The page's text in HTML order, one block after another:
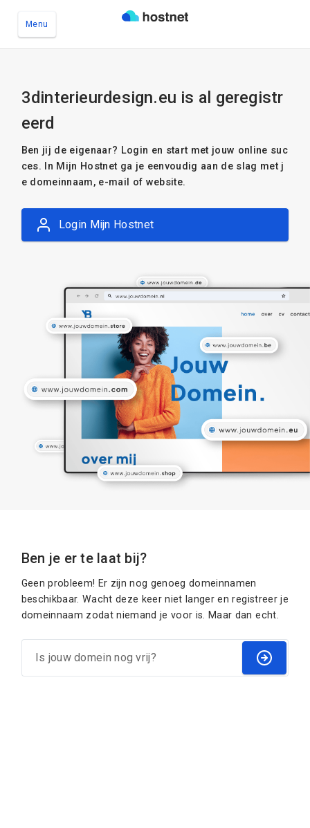
Menu
3dinterieurdesign.eu is al geregistr
eerd
Ben jij de eigenaar? Login en start met jouw online suc
ces. In Mijn Hostnet ga je eenvoudig aan de slag met j
e domeinnaam, e-mail of website.
Login Mijn Hostnet
Ben je er te laat bij?
Geen probleem! Er zijn nog genoeg domeinnamen
beschikbaar. Wacht deze keer niet langer en registreer je
domeinnaam zodat niemand je voor is. Maar dan echt.